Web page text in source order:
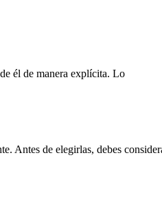
él de manera explícita. Lo
Antes de elegirlas, debes